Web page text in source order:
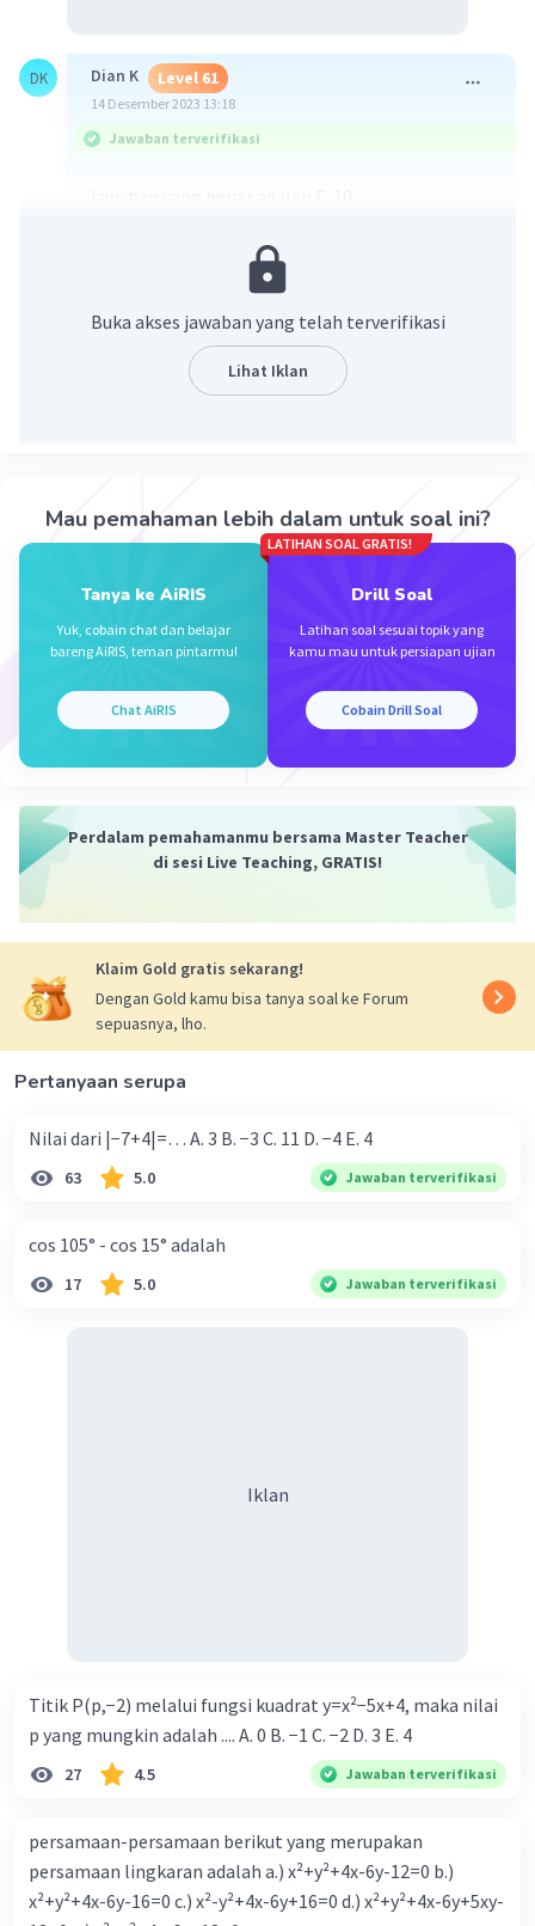
DK Dian K Level 61
14 Desember 2023 13:18
Jawaban terverifikasi
Buka akses jawaban yang telah terverifikasi
Lihat Iklan
Mau pemahaman lebih dalam untuk soal ini?
Tanya ke AiRIS
Yuk, cobain chat dan belajar
bareng AiRIS, teman pintarmu!
Chat AiRIS
LATIHAN SOAL GRATIS!
Drill Soal
Latihan soal sesuai topik yang
kamu mau untuk persiapan ujian
Cobain Drill Soal
Perdalam pemahamanmu bersama Master Teacher
di sesi Live Teaching, GRATIS!
Klaim Gold gratis sekarang!
Dengan Gold kamu bisa tanya soal ke Forum
sepuasnya, lho.
Pertanyaan serupa
Nilai dari |−7+4|=… A. 3 B. −3 C. 11 D. −4 E. 4
63 5.0 Jawaban terverifikasi
cos 105° - cos 15° adalah
17 5.0 Jawaban terverifikasi
Iklan
Titik P(p,−2) melalui fungsi kuadrat y=x²−5x+4, maka nilai
p yang mungkin adalah .... A. 0 B. −1 C. −2 D. 3 E. 4
27 4.5 Jawaban terverifikasi
persamaan-persamaan berikut yang merupakan
persamaan lingkaran adalah a.) x²+y²+4x-6y-12=0 b.)
x²+y²+4x-6y-16=0 c.) x²-y²+4x-6y+16=0 d.) x²+y²+4x-6y+5xy-